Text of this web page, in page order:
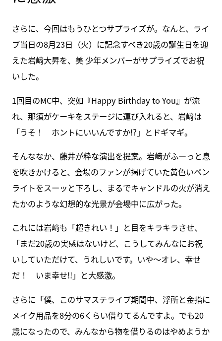
さらに、今回はもうひとつサプライズが。なんと、ライ
ブ当日の8月23日（火）に記念すべき20歳の誕生日を迎
えた岩﨑大昇を、美 少年メンバーがサプライズでお祝
いした。
1回目のMC中、突如『Happy Birthday to You』が流
れ、那須がケーキをステージに運び入れると、岩﨑は
「うそ！ ホントにいいんですか!?」とドギマギ。
そんななか、藤井が粋な演出を提案。岩﨑がふーっと息
を吹きかけると、会場のファンが掲げていた黄色いペン
ライトをスーッと下ろし、まるでキャンドルの火が消え
たかのような幻想的な光景が会場中に広がった。
これには岩﨑も「超きれい！」と目をキラキラさせ、
「まだ20歳の実感はないけど、こうしてみんなにお祝
いしていただけて、うれしいです。いや～オレ、幸せ
だ！ いま幸せ!!」と大感激。
さらに「僕、このサマステライブ期間中、浮所と金指に
メイク用品を8分の6くらい借りてるんですよ。でも20
歳になったので、みんなから物を借りるのはやめようか